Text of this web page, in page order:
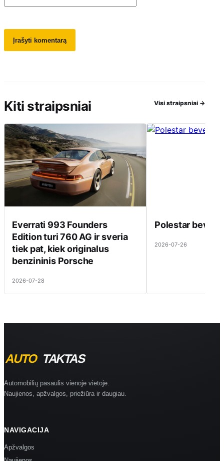
Kiti straipsniai Visi straipsniai →
Everrati 993 Founders
Edition turi 760 AG ir sveria
tiek pat, kiek originalus
benzininis Porsche
2026-07-28
Polestar beveik
2026-07-26
Automobilių pasaulis vienoje vietoje.
Naujienos, apžvalgos, priežiūra ir daugiau.
NAVIGACIJA
Apžvalgos